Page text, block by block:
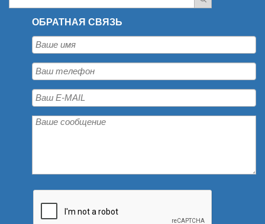
ОБРАТНАЯ СВЯЗЬ